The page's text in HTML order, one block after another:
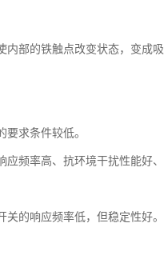
内部的铁触点改变状态，变成吸
求条件较低。
频率高、抗环境干扰性能好、
的响应频率低，但稳定性好。